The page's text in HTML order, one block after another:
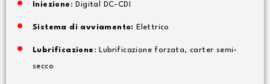
Iniezione : Digital DC-CDI
Sistema di avviamento: Elettrico
Lubrificazione : Lubrificazione forzata, carter semi-
secco